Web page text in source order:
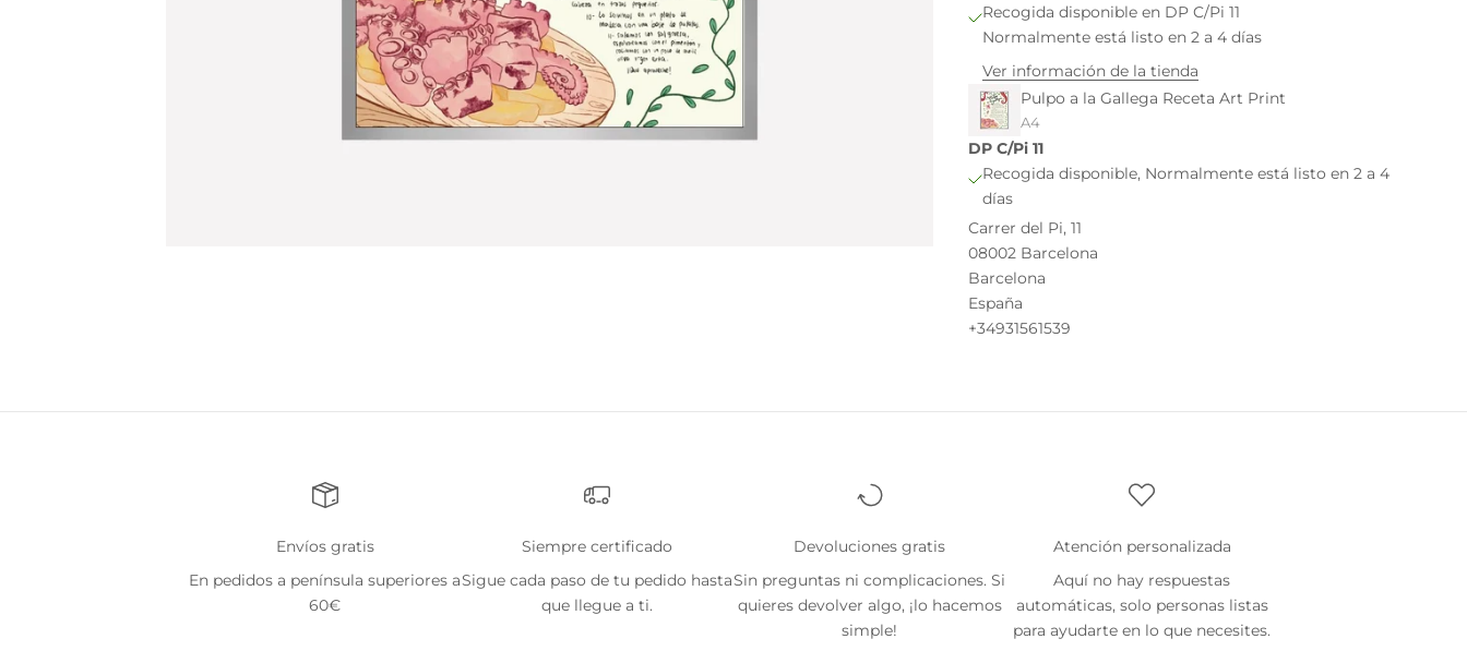
Recogida disponible en DP C/Pi 11
Normalmente está listo en 2 a 4 días
Ver información de la tienda
Pulpo a la Gallega Receta Art Print
A4
DP C/Pi 11
Recogida disponible, Normalmente está listo en 2 a 4
días
Carrer del Pi, 11
08002 Barcelona
Barcelona
España
+34931561539
Envíos gratis
En pedidos a península superiores a
60€
Siempre certificado
Sigue cada paso de tu pedido hasta
que llegue a ti.
Devoluciones gratis
Sin preguntas ni complicaciones. Si
quieres devolver algo, ¡lo hacemos
simple!
Atención personalizada
Aquí no hay respuestas
automáticas, solo personas listas
para ayudarte en lo que necesites.